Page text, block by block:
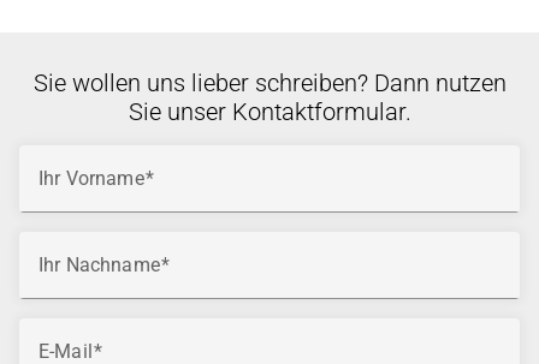
Sie wollen uns lieber schreiben? Dann nutzen
Sie unser Kontaktformular.
Ihr Vorname
Ihr Nachname
E-Mail